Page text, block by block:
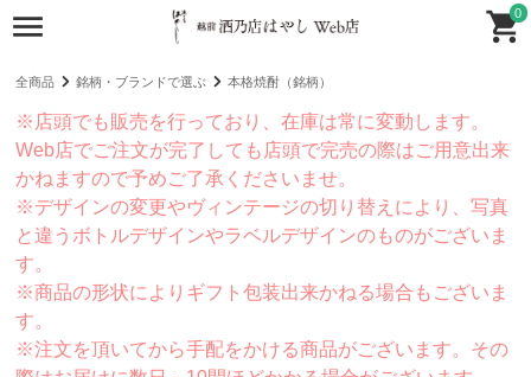
0
全商品 銘柄・ブランドで選ぶ 本格焼酎（銘柄）
※店頭でも販売を行っており、在庫は常に変動します。
Web店でご注文が完了しても店頭で完売の際はご用意出来
かねますので予めご了承くださいませ。
※デザインの変更やヴィンテージの切り替えにより、写真
と違うボトルデザインやラベルデザインのものがございま
す。
※商品の形状によりギフト包装出来かねる場合もございま
す。
※注文を頂いてから手配をかける商品がございます。その